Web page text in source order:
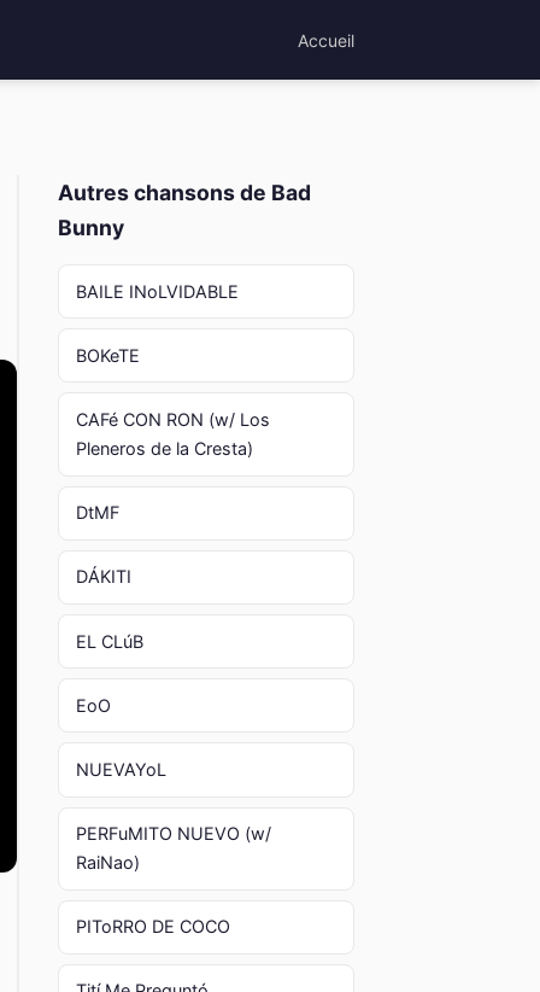
Accueil
Autres chansons de Bad
Bunny
BAILE INoLVIDABLE
BOKeTE
CAFé CON RON (w/ Los
Pleneros de la Cresta)
DtMF
DÁKITI
EL CLúB
EoO
NUEVAYoL
PERFuMITO NUEVO (w/
RaiNao)
PIToRRO DE COCO